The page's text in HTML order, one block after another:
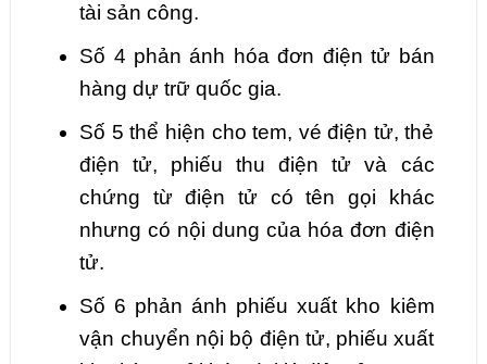
tài sản công.
Số 4 phản ánh hóa đơn điện tử bán
hàng dự trữ quốc gia.
Số 5 thể hiện cho tem, vé điện tử, thẻ
điện tử, phiếu thu điện tử và các
chứng từ điện tử có tên gọi khác
nhưng có nội dung của hóa đơn điện
tử.
Số 6 phản ánh phiếu xuất kho kiêm
vận chuyển nội bộ điện tử, phiếu xuất